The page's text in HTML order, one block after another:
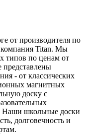
от производителя по
компания Titan. Мы
типов по ценам от
представлены
- от классических
магнитных
доску с
Наши школьные доски
долговечность и